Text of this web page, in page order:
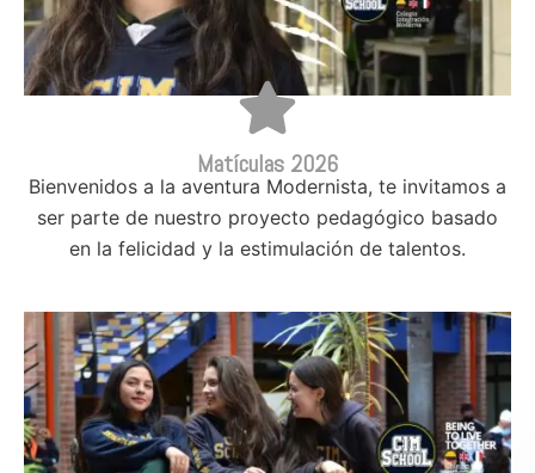
Matículas 2026
Bienvenidos a la aventura Modernista, te invitamos a
ser parte de nuestro proyecto pedagógico basado
en la felicidad y la estimulación de talentos.